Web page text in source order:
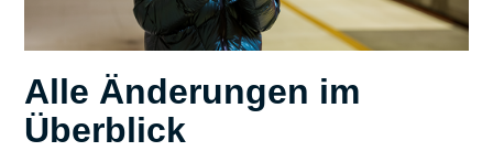
Alle Änderungen im
Überblick